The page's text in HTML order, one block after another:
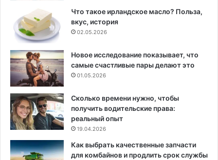
Что такое ирландское масло? Польза,
вкус, история
02.05.2026
Новое исследование показывает, что
самые счастливые пары делают это
01.05.2026
Сколько времени нужно, чтобы
получить водительские права:
реальный опыт
19.04.2026
Как выбрать качественные запчасти
для комбайнов и продлить срок службы